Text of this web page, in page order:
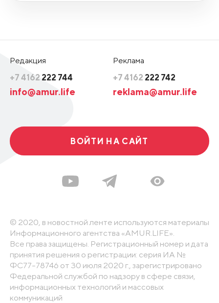
Редакция
+7 4162 222 744
info@amur.life
Реклама
+7 4162 222 742
reklama@amur.life
ВОЙТИ НА САЙТ
© 2020, в новостной ленте используются материалы
Информационного агентства «AMUR.LIFE».
Все права защищены. Регистрационный номер и дата
принятия решения о регистрации: серия ИА №
ФС77-78746 от 30 июля 2020 г., зарегистрировано
Федеральной службой по надзору в сфере связи,
информационных технологий и массовых
коммуникаций